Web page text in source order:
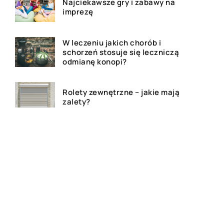
Najciekawsze gry i zabawy na
imprezę
W leczeniu jakich chorób i
schorzeń stosuje się leczniczą
odmianę konopi?
Rolety zewnętrzne – jakie mają
zalety?